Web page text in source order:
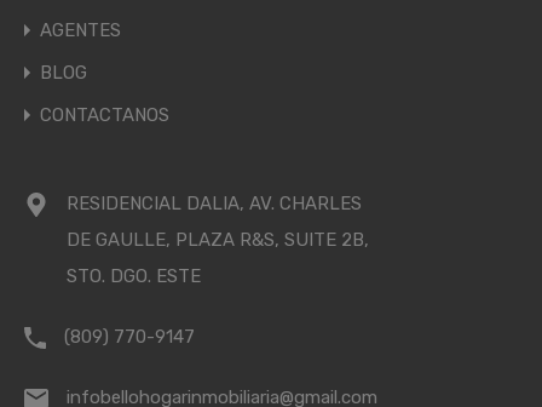
AGENTES
BLOG
CONTACTANOS
RESIDENCIAL DALIA, AV. CHARLES
DE GAULLE, PLAZA R&S, SUITE 2B,
STO. DGO. ESTE
(809) 770-9147
infobellohogarinmobiliaria@gmail.com